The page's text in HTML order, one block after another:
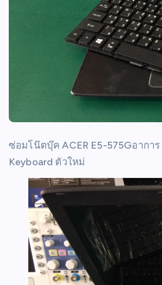
ซ่อมโน๊ตบุ๊ค ACER E5-575Gอากา
Keyboard ตัวใหม่